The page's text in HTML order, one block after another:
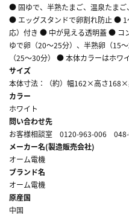
● 固ゆで、半熟たまご、温泉たま
● エッグスタンドで卵割れ防止 ● 1
応）付き ● 中が見える透明蓋 ● コ
ゆで卵（20～25分）、半熟卵（15
（25～30分） ● 本体カラーはホワ
サイズ
本体寸法：（約）幅162×高さ
カラー
ホワイト
問い合わせ先
お客様相談室 0120-963-006
メーカー名(製造販売会社)
オーム電機
ブランド名
オーム電機
原産国
中国